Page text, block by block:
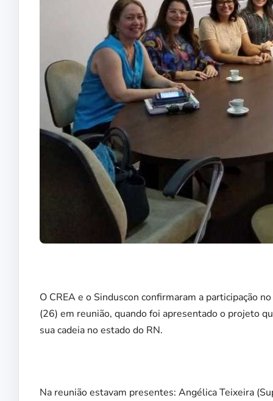
O CREA e o Sinduscon confirmaram a participação
(26) em reunião, quando foi apresentado o projeto
sua cadeia no estado do RN.
Na reunião estavam presentes: Angélica Teixeira